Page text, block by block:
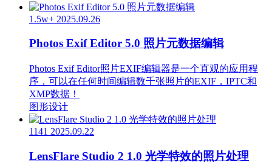
1.5w+ 2025.09.26
Photos Exif Editor 5.0 照片元数据编辑
Photos Exif Editor照片EXIF编辑器是一个直观的应用程
序，可以在任何时间编辑数千张照片的EXIF，IPTC和
XMP数据！
图形设计
1141 2025.09.22
LensFlare Studio 2 1.0 光学特效的照片处理